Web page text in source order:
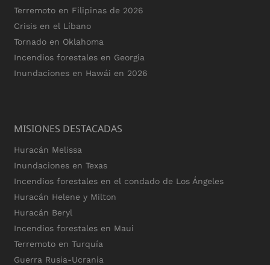
Terremoto en Filipinas de 2026
Crisis en el Líbano
Tornado en Oklahoma
Incendios forestales en Georgia
Inundaciones en Hawái en 2026
MISIONES DESTACADAS
Huracán Melissa
Inundaciones en Texas
Incendios forestales en el condado de Los Ángeles
Huracán Helene y Milton
Huracán Beryl
Incendios forestales en Maui
Terremoto en Turquía
Guerra Rusia-Ucrania